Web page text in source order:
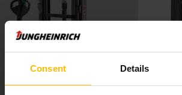
Consent Details